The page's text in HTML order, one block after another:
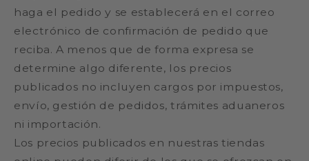
haga el pedido y se establecerá en el correo
electrónico de confirmación de pedido que
reciba. A menos que de forma expresa se
determine algo diferente, los precios
publicados no incluyen cargos por impuestos,
envío, gestión de pedidos, trámites aduaneros
ni importación.
Los precios publicados en nuestras tiendas